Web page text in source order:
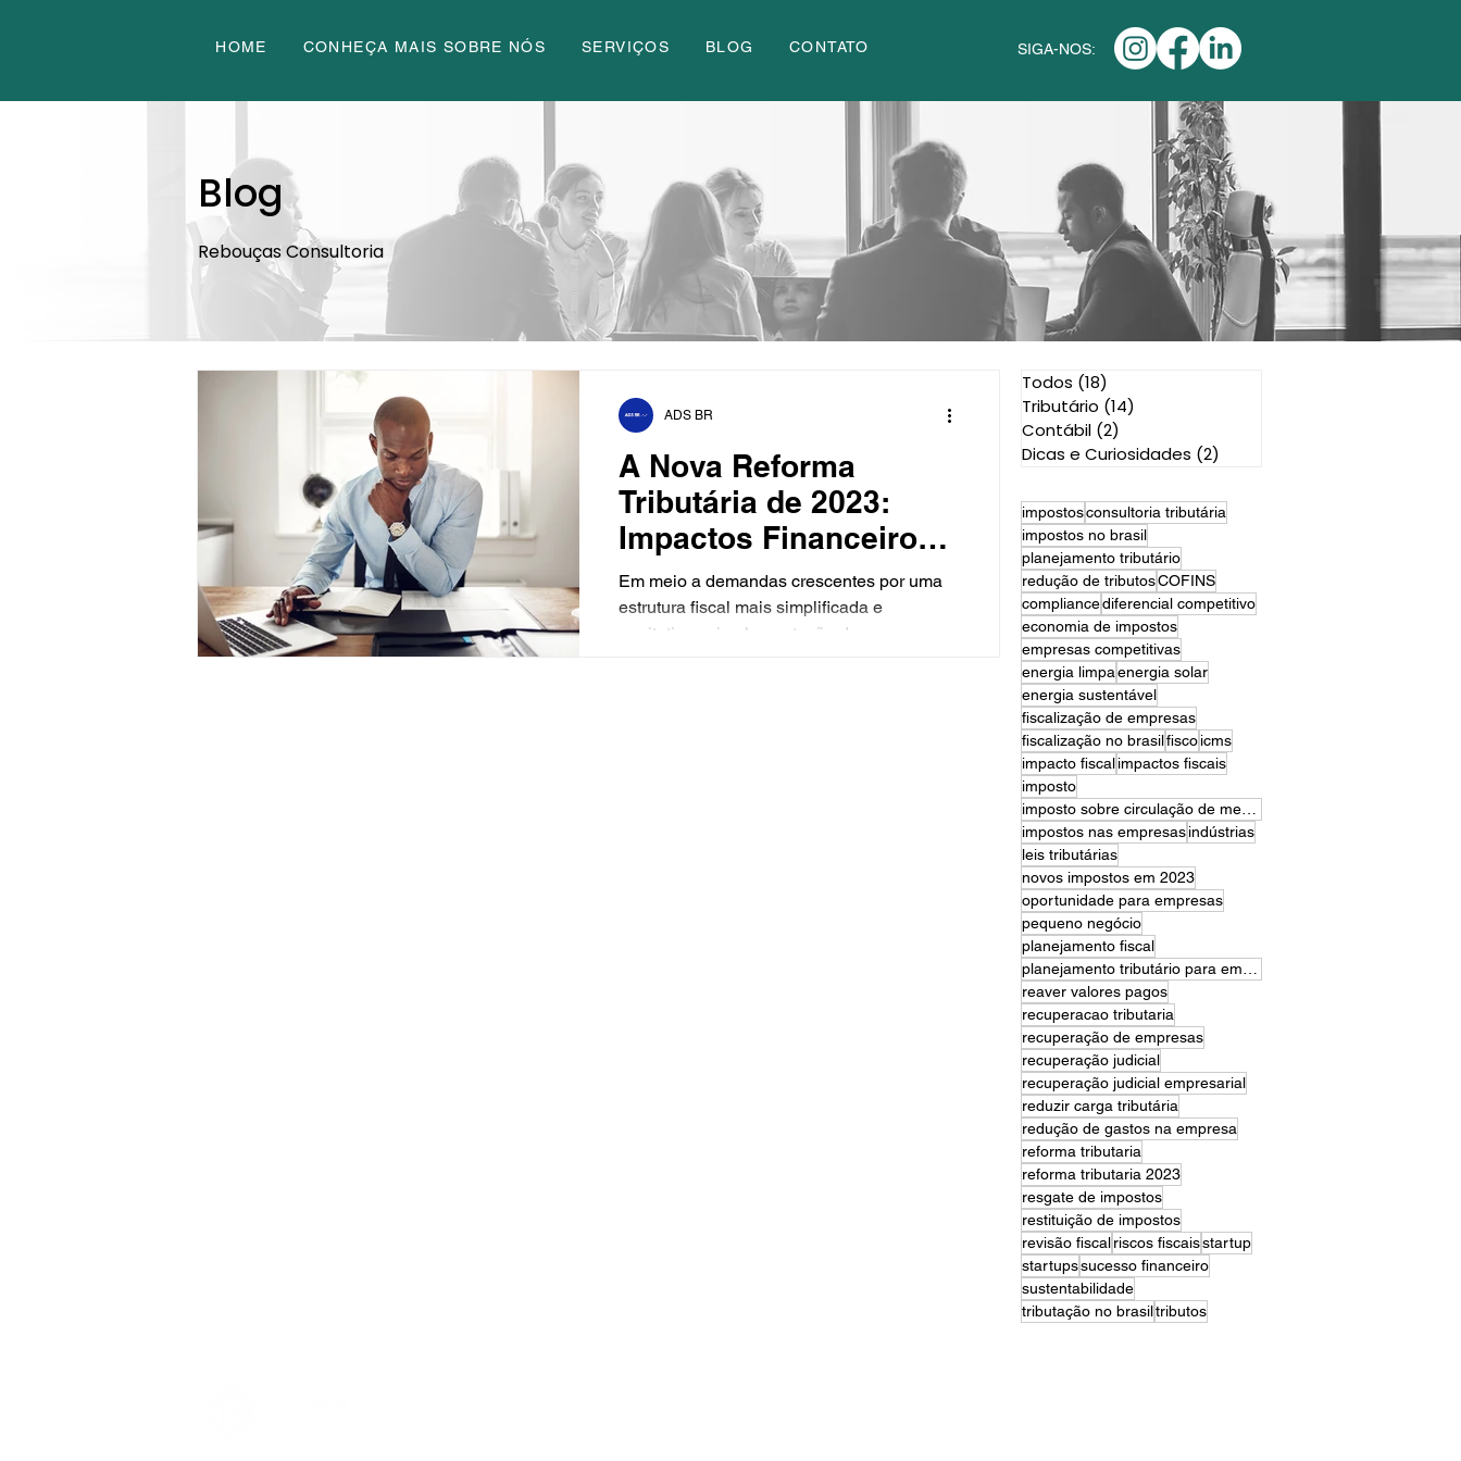
HOME CONHEÇA MAIS SOBRE NÓS SERVIÇOS BLOG CONTATO SIGA-NOS:
Blog
Rebouças Consultoria
A Nova Reforma
Tributária de 2023:
Impactos Financeiros
no Futuro
Em meio a demandas crescentes por uma
estrutura fiscal mais simplificada e
equitativa, a implementação da nova
ADS BR
Todos (18)
Tributário (14)
Contábil (2)
Dicas e Curiosidades (2)
impostosconsultoria tributária
impostos no brasil
planejamento tributário
redução de tributosCOFINS
compliancediferencial competitivo
economia de impostos
empresas competitivas
energia limpaenergia solar
energia sustentável
fiscalização de empresas
fiscalização no brasilfiscoicms
impacto fiscalimpactos fiscais
imposto
impostos nas empresasindústrias
leis tributárias
novos impostos em 2023
oportunidade para empresas
pequeno negócio
planejamento fiscal
reaver valores pagos
recuperacao tributaria
recuperação de empresas
recuperação judicial
recuperação judicial empresarial
reduzir carga tributária
redução de gastos na empresa
reforma tributaria
reforma tributaria 2023
resgate de impostos
restituição de impostos
revisão fiscalriscos fiscaisstartup
startupssucesso financeiro
sustentabilidade
tributação no brasiltributos